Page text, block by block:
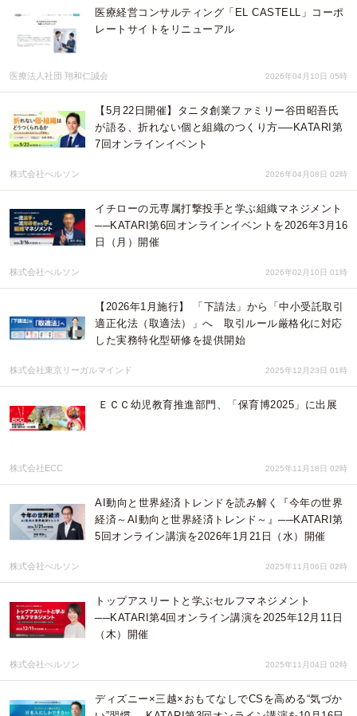
医療経営コンサルティング「EL CASTELL」コーポ
レートサイトをリニューアル
医療法人社団 翔和仁誠会 2026年04月10日 05時
【5月22日開催】タニタ創業ファミリー谷田昭吾氏
が語る、折れない個と組織のつくり方──KATARI第
7回オンラインイベント
株式会社ぺルソン 2026年04月08日 02時
イチローの元専属打撃投手と学ぶ組織マネジメント
──KATARI第6回オンラインイベントを2026年3月16
日（月）開催
株式会社ぺルソン 2026年02月10日 01時
【2026年1月施行】 「下請法」から「中小受託取引
適正化法（取適法）」へ 取引ルール厳格化に対応
した実務特化型研修を提供開始
株式会社東京リーガルマインド 2025年12月23日 01時
ＥＣＣ幼児教育推進部門、「保育博2025」に出展
株式会社ECC 2025年11月18日 02時
AI動向と世界経済トレンドを読み解く『今年の世界
経済～AI動向と世界経済トレンド～』──KATARI第
5回オンライン講演を2026年1月21日（水）開催
株式会社ぺルソン 2025年11月06日 02時
トップアスリートと学ぶセルフマネジメント
──KATARI第4回オンライン講演を2025年12月11日
（木）開催
株式会社ぺルソン 2025年11月04日 02時
ディズニー×三越×おもてなしでCSを高める“気づか